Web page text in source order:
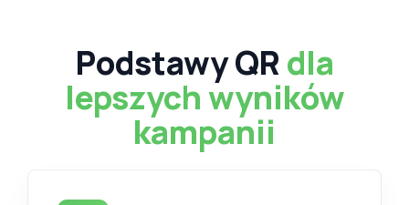
Podstawy QRdla
lepszych wyników
kampanii